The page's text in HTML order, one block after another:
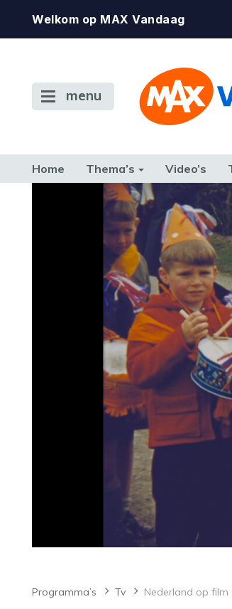
Welkom op MAX Vandaag
menu
Home Thema’s Video’s
ETEN & DRINKEN FAMILIE &
Programma’s Tv Nederland op film